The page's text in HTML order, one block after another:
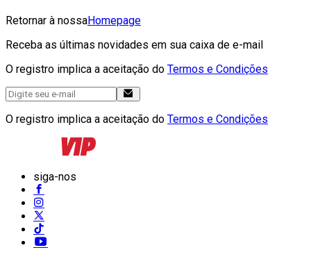
Retornar à nossaHomepage
Receba as últimas novidades em sua caixa de e-mail
O registro implica a aceitação do Termos e Condições
O registro implica a aceitação do Termos e Condições
siga-nos